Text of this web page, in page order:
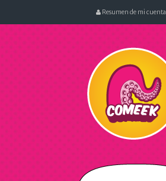
Resumen de mi cuenta